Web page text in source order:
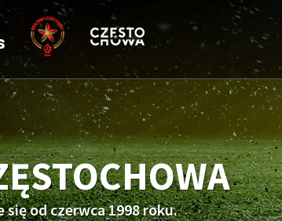
od czerwca 1998 roku.